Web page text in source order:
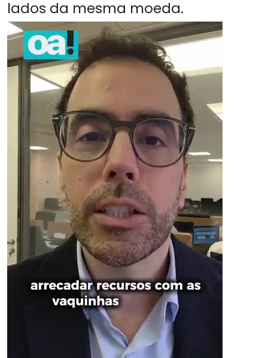
lados da mesma moeda.